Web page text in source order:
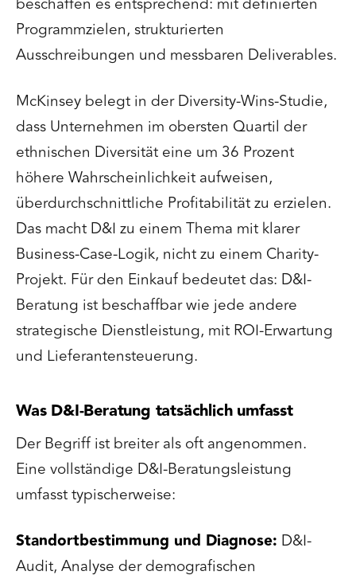
Programmzielen, strukturierten
Ausschreibungen und messbaren Deliverables.
McKinsey belegt in der Diversity-Wins-Studie,
dass Unternehmen im obersten Quartil der
ethnischen Diversität eine um 36 Prozent
höhere Wahrscheinlichkeit aufweisen,
überdurchschnittliche Profitabilität zu erzielen.
Das macht D&I zu einem Thema mit klarer
Business-Case-Logik, nicht zu einem Charity-
Projekt. Für den Einkauf bedeutet das: D&I-
Beratung ist beschaffbar wie jede andere
strategische Dienstleistung, mit ROI-Erwartung
und Lieferantensteuerung.
Was D&I-Beratung tatsächlich umfasst
Der Begriff ist breiter als oft angenommen.
Eine vollständige D&I-Beratungsleistung
umfasst typischerweise:
Standortbestimmung und Diagnose: D&I-
Audit, Analyse der demografischen